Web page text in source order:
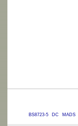
BS8723-5 DC MADS